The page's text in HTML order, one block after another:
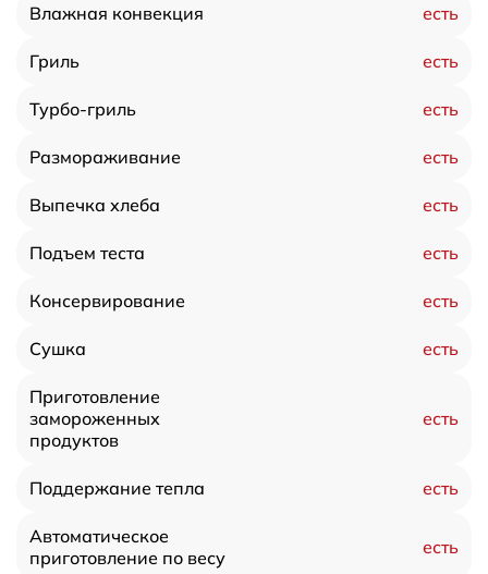
Влажная конвекция есть
Гриль есть
Турбо-гриль есть
Размораживание есть
Выпечка хлеба есть
Подъем теста есть
Консервирование есть
Сушка есть
Приготовление
замороженных
продуктов
есть
Поддержание тепла есть
Автоматическое
приготовление по весу
есть